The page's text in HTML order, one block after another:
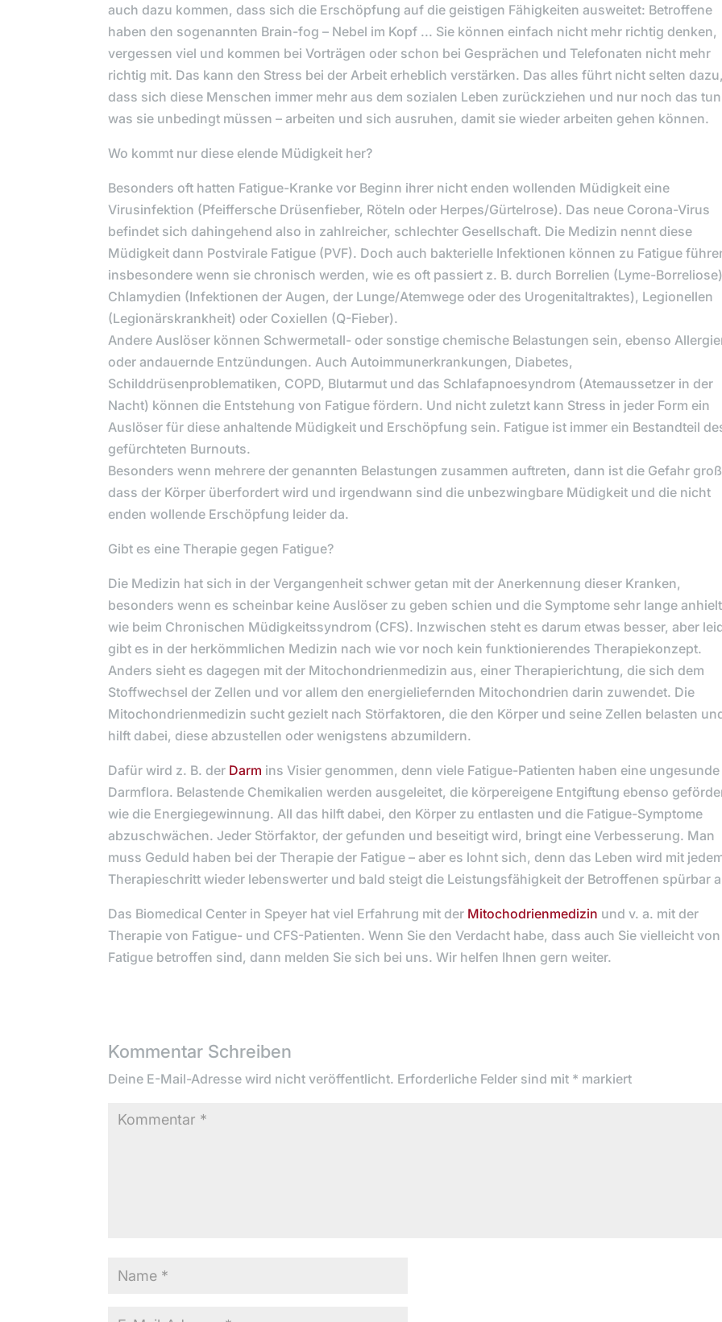
auch dazu kommen, dass sich die Erschöpfung auf die geistigen Fähigkeiten ausweitet: Betroffene
haben den sogenannten Brain-fog – Nebel im Kopf ... Sie können einfach nicht mehr richtig denken,
vergessen viel und kommen bei Vorträgen oder schon bei Gesprächen und Telefonaten nicht mehr
richtig mit. Das kann den Stress bei der Arbeit erheblich verstärken. Das alles führt nicht selten dazu,
dass sich diese Menschen immer mehr aus dem sozialen Leben zurückziehen und nur noch das
was sie unbedingt müssen – arbeiten und sich ausruhen, damit sie wieder arbeiten gehen können.
Wo kommt nur diese elende Müdigkeit her?
Besonders oft hatten Fatigue-Kranke vor Beginn ihrer nicht enden wollenden Müdigkeit eine
Virusinfektion (Pfeiffersche Drüsenfieber, Röteln oder Herpes/Gürtelrose). Das neue Corona-Virus
befindet sich dahingehend also in zahlreicher, schlechter Gesellschaft. Die Medizin nennt diese
Müdigkeit dann Postvirale Fatigue (PVF). Doch auch bakterielle Infektionen können zu Fatigue
insbesondere wenn sie chronisch werden, wie es oft passiert z. B. durch Borrelien (Lyme-
Chlamydien (Infektionen der Augen, der Lunge/Atemwege oder des Urogenitaltraktes), Legionellen
(Legionärskrankheit) oder Coxiellen (Q-Fieber).
Andere Auslöser können Schwermetall- oder sonstige chemische Belastungen sein, ebenso
oder andauernde Entzündungen. Auch Autoimmunerkrankungen, Diabetes,
Schilddrüsenproblematiken, COPD, Blutarmut und das Schlafapnoesyndrom (Atemaussetzer in der
Nacht) können die Entstehung von Fatigue fördern. Und nicht zuletzt kann Stress in jeder Form ein
Auslöser für diese anhaltende Müdigkeit und Erschöpfung sein. Fatigue ist immer ein Bestandteil
gefürchteten Burnouts.
Besonders wenn mehrere der genannten Belastungen zusammen auftreten, dann ist die Gefahr
dass der Körper überfordert wird und irgendwann sind die unbezwingbare Müdigkeit und die nicht
enden wollende Erschöpfung leider da.
Gibt es eine Therapie gegen Fatigue?
Die Medizin hat sich in der Vergangenheit schwer getan mit der Anerkennung dieser Kranken,
besonders wenn es scheinbar keine Auslöser zu geben schien und die Symptome sehr lange
wie beim Chronischen Müdigkeitssyndrom (CFS). Inzwischen steht es darum etwas besser, aber
gibt es in der herkömmlichen Medizin nach wie vor noch kein funktionierendes Therapiekonzept.
Anders sieht es dagegen mit der Mitochondrienmedizin aus, einer Therapierichtung, die sich dem
Stoffwechsel der Zellen und vor allem den energieliefernden Mitochondrien darin zuwendet. Die
Mitochondrienmedizin sucht gezielt nach Störfaktoren, die den Körper und seine Zellen belasten
hilft dabei, diese abzustellen oder wenigstens abzumildern.
Dafür wird z. B. der Darm ins Visier genommen, denn viele Fatigue-Patienten haben eine ungesunde
Darmflora. Belastende Chemikalien werden ausgeleitet, die körpereigene Entgiftung ebenso
wie die Energiegewinnung. All das hilft dabei, den Körper zu entlasten und die Fatigue-Symptome
abzuschwächen. Jeder Störfaktor, der gefunden und beseitigt wird, bringt eine Verbesserung. Man
muss Geduld haben bei der Therapie der Fatigue – aber es lohnt sich, denn das Leben wird mit
Therapieschritt wieder lebenswerter und bald steigt die Leistungsfähigkeit der Betroffenen spürbar
Das Biomedical Center in Speyer hat viel Erfahrung mit der Mitochodrienmedizin und v. a. mit der
Therapie von Fatigue- und CFS-Patienten. Wenn Sie den Verdacht habe, dass auch Sie vielleicht von
Fatigue betroffen sind, dann melden Sie sich bei uns. Wir helfen Ihnen gern weiter.
Kommentar Schreiben
Deine E-Mail-Adresse wird nicht veröffentlicht. Erforderliche Felder sind mit * markiert